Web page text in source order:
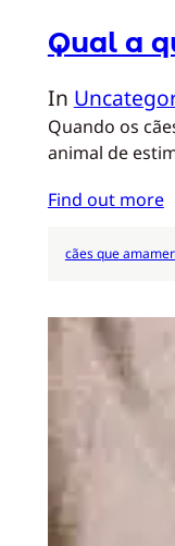
Qual a
In
Quando os
animal de
Find out more
cães que